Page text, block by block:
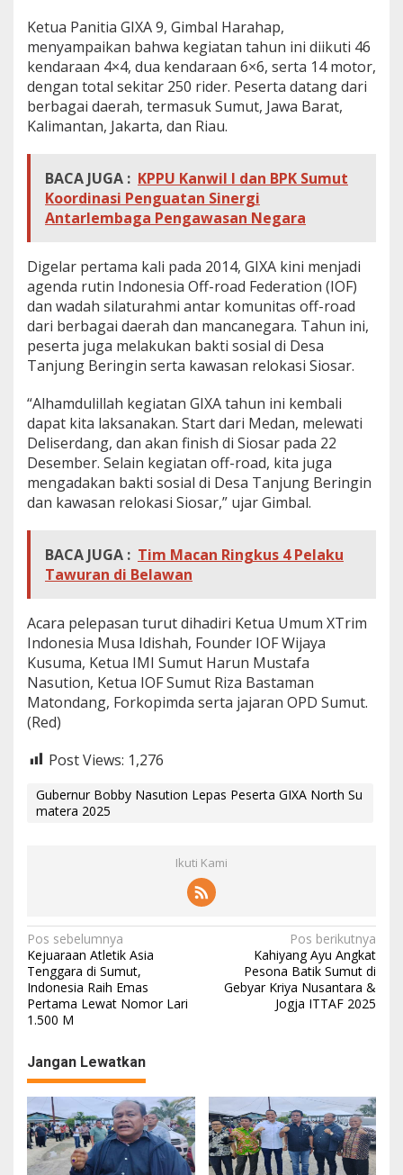
Ketua Panitia GIXA 9, Gimbal Harahap,
menyampaikan bahwa kegiatan tahun ini diikuti 46
kendaraan 4×4, dua kendaraan 6×6, serta 14 motor,
dengan total sekitar 250 rider. Peserta datang dari
berbagai daerah, termasuk Sumut, Jawa Barat,
Kalimantan, Jakarta, dan Riau.
BACA JUGA : KPPU Kanwil I dan BPK Sumut
Koordinasi Penguatan Sinergi
Antarlembaga Pengawasan Negara
Digelar pertama kali pada 2014, GIXA kini menjadi
agenda rutin Indonesia Off-road Federation (IOF)
dan wadah silaturahmi antar komunitas off-road
dari berbagai daerah dan mancanegara. Tahun ini,
peserta juga melakukan bakti sosial di Desa
Tanjung Beringin serta kawasan relokasi Siosar.
“Alhamdulillah kegiatan GIXA tahun ini kembali
dapat kita laksanakan. Start dari Medan, melewati
Deliserdang, dan akan finish di Siosar pada 22
Desember. Selain kegiatan off-road, kita juga
mengadakan bakti sosial di Desa Tanjung Beringin
dan kawasan relokasi Siosar,” ujar Gimbal.
BACA JUGA : Tim Macan Ringkus 4 Pelaku
Tawuran di Belawan
Acara pelepasan turut dihadiri Ketua Umum XTrim
Indonesia Musa Idishah, Founder IOF Wijaya
Kusuma, Ketua IMI Sumut Harun Mustafa
Nasution, Ketua IOF Sumut Riza Bastaman
Matondang, Forkopimda serta jajaran OPD Sumut.
(Red)
Post Views: 1,276
Gubernur Bobby Nasution Lepas Peserta GIXA North Su
matera 2025
Ikuti Kami
Navigasi
pos
Pos sebelumnya
Kejuaraan Atletik Asia
Tenggara di Sumut,
Indonesia Raih Emas
Pertama Lewat Nomor Lari
1.500 M
Pos berikutnya
Kahiyang Ayu Angkat
Pesona Batik Sumut di
Gebyar Kriya Nusantara &
Jogja ITTAF 2025
Jangan Lewatkan